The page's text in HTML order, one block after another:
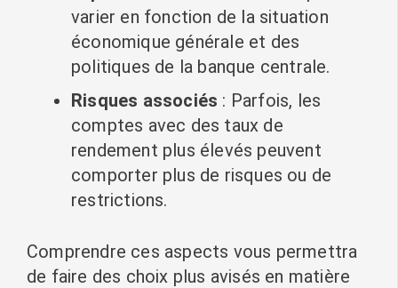
varier en fonction de la situation
économique générale et des
politiques de la banque centrale.
Risques associés : Parfois, les
comptes avec des taux de
rendement plus élevés peuvent
comporter plus de risques ou de
restrictions.
Comprendre ces aspects vous permettra
de faire des choix plus avisés en matière